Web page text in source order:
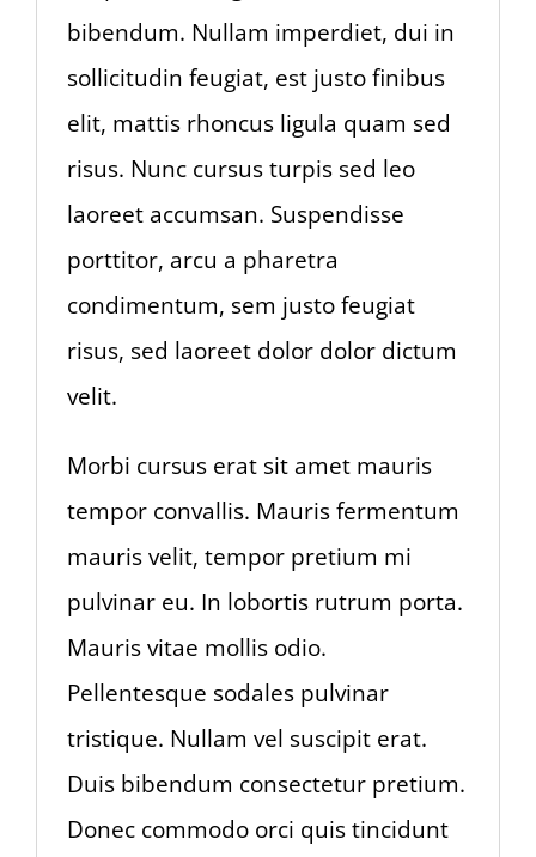
bibendum. Nullam imperdiet, dui in
sollicitudin feugiat, est justo finibus
elit, mattis rhoncus ligula quam sed
risus. Nunc cursus turpis sed leo
laoreet accumsan. Suspendisse
porttitor, arcu a pharetra
condimentum, sem justo feugiat
risus, sed laoreet dolor dolor dictum
velit.
Morbi cursus erat sit amet mauris
tempor convallis. Mauris fermentum
mauris velit, tempor pretium mi
pulvinar eu. In lobortis rutrum porta.
Mauris vitae mollis odio.
Pellentesque sodales pulvinar
tristique. Nullam vel suscipit erat.
Duis bibendum consectetur pretium.
Donec commodo orci quis tincidunt